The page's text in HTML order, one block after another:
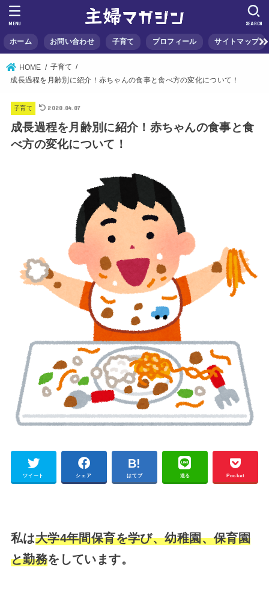
ホーム お問い合わせ 子育て プロフィール サイトマップ
SEARCH
MENU
HOME
子育て
成長過程を月齢別に紹介！赤ちゃんの食事と食べ方の変化について！
子育て 2020.04.07
成長過程を月齢別に紹介！赤ちゃんの食事と食
べ方の変化について！
ツイート シェア はてブ 送る Pocket
私は大学4年間保育を学び、幼稚園、保育園
と勤務をしています。